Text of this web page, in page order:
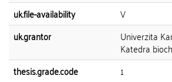
uk.file-availability
V
uk.grantor
Univerzita
Katedra
thesis.grade.code
1